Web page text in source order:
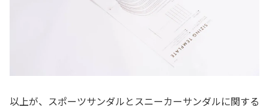
以上が、スポーツサンダルとスニーカーサンダルに関する